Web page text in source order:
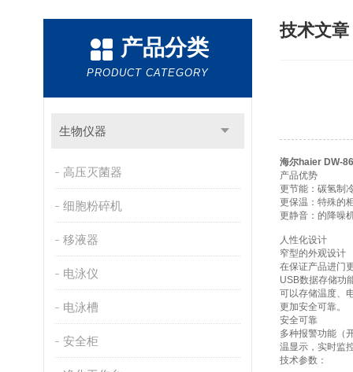
产品分类
PRODUCT CATEGORY
生物仪器
高压灭菌器
细胞粉碎机
移液器
电泳仪
电泳槽
安全柜
技术文章
海尔haier DW-
产品优势
更节能：碳氢制
更保温：特殊的
更静音：的降噪
人性化设计
窄型的外观设计
在保证产品进门
USB数据存储功
可以存储温度、
更加安全可靠。
安全可靠
多种报警功能（
温显示，实时监
技术参数：